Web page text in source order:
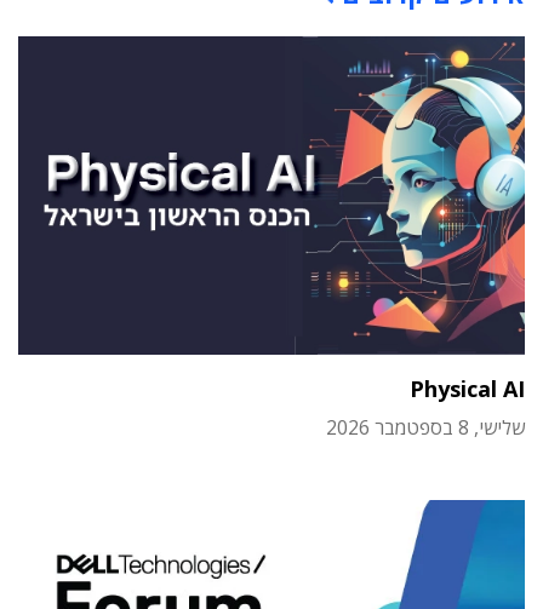
Physical AI
שלישי, 8 בספטמבר 2026